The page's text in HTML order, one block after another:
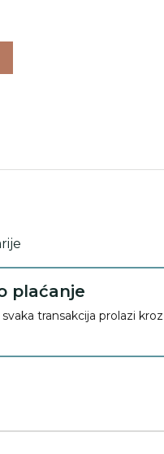
plaćanje
transakcija prolazi